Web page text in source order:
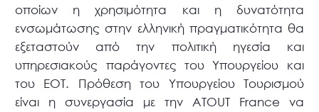
οποίων η χρησιμότητα και η δυνατότητα
ενσωμάτωσης στην ελληνική πραγματικότητα θα
εξεταστούν από την πολιτική ηγεσία και
υπηρεσιακούς παράγοντες του Υπουργείου και
του ΕΟΤ. Πρόθεση του Υπουργείου Τουρισμού
είναι η συνεργασία με την ATOUΤ France να